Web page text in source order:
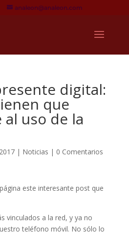
analeon@analeon.com
digital:
que
uso de la
| Noticias | 0 Comentarios
este interesante post que
vinculados a la red, y ya no
teléfono móvil. No sólo lo